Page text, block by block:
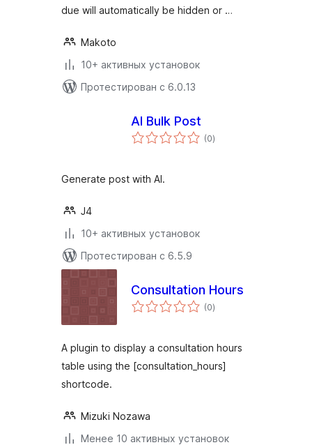
due will automatically be hidden or …
Makoto
10+ активных установок
Протестирован с 6.0.13
AI Bulk Post
(0общий
рейтинг
)
Generate post with AI.
J4
10+ активных установок
Протестирован с 6.5.9
Consultation Hours
(0общий
рейтинг
)
A plugin to display a consultation hours
table using the [consultation_hours]
shortcode.
Mizuki Nozawa
Менее 10 активных установок